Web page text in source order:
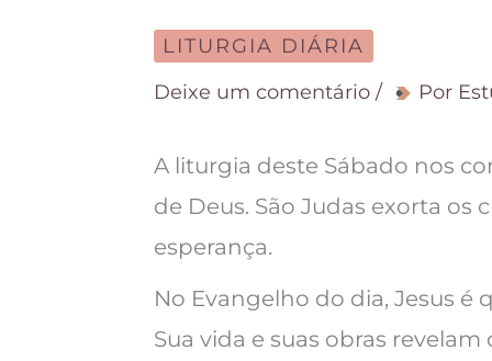
LITURGIA DIÁRIA
Deixe um comentário / Por
A liturgia deste Sábado nos
de Deus. São Judas exorta os
esperança.
No Evangelho do dia, Jesus
Sua vida e suas obras